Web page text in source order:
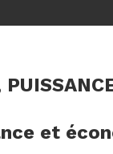
?...
et